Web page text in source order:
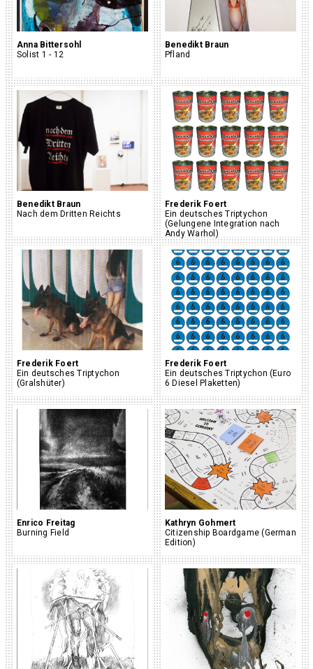
Anna Bittersohl
Solist 1 - 12
Benedikt Braun
Pfland
Benedikt Braun
Nach dem Dritten Reichts
Frederik Foert
Ein deutsches Triptychon
(Gelungene Integration nach
Andy Warhol)
Frederik Foert
Ein deutsches Triptychon
(Gralshüter)
Frederik Foert
Ein deutsches Triptychon (Euro
6 Diesel Plaketten)
Enrico Freitag
Burning Field
Kathryn Gohmert
Citizenship Boardgame (German
Edition)